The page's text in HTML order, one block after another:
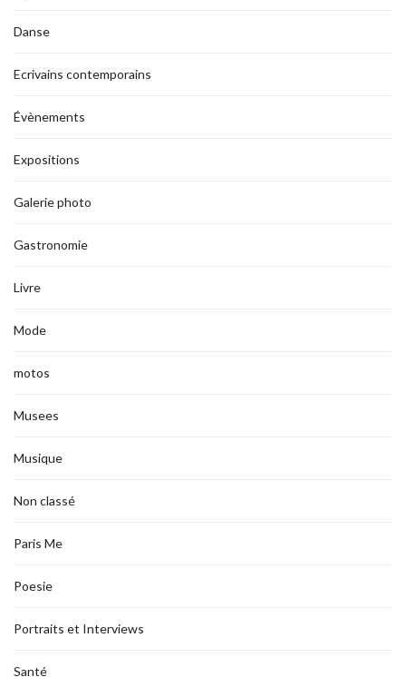
Danse
Ecrivains contemporains
Évènements
Expositions
Galerie photo
Gastronomie
Livre
Mode
motos
Musees
Musique
Non classé
Paris Me
Poesie
Portraits et Interviews
Santé